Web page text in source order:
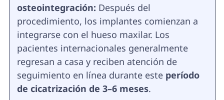
osteointegración: Después del
procedimiento, los implantes comienzan a
integrarse con el hueso maxilar. Los
pacientes internacionales generalmente
regresan a casa y reciben atención de
seguimiento en línea durante este período
de cicatrización de 3–6 meses.